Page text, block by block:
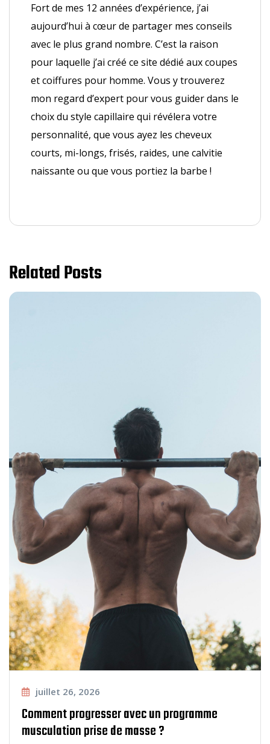
Fort de mes 12 années d’expérience, j’ai
aujourd’hui à cœur de partager mes conseils
avec le plus grand nombre. C’est la raison
pour laquelle j’ai créé ce site dédié aux coupes
et coiffures pour homme. Vous y trouverez
mon regard d’expert pour vous guider dans le
choix du style capillaire qui révélera votre
personnalité, que vous ayez les cheveux
courts, mi-longs, frisés, raides, une calvitie
naissante ou que vous portiez la barbe !
Related Posts
juillet 26, 2026
Comment progresser avec un programme
musculation prise de masse ?